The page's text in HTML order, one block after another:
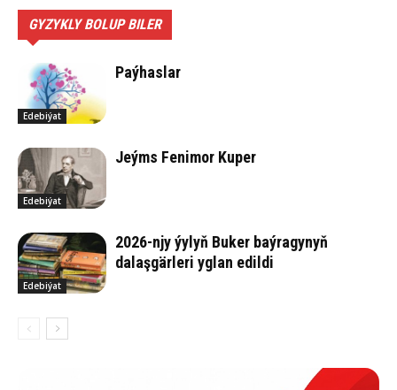
GYZYKLY BOLUP BILER
Edebiýat
Paýhaslar
Edebiýat
Jeýms Fenimor Kuper
Edebiýat
2026-njy ýylyň Buker baýragynyň
dalaşgärleri yglan edildi